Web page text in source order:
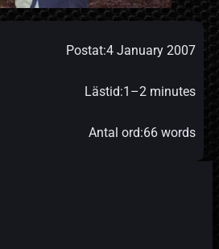
Postat:4 January 2007
Lästid:1–2 minutes
Antal ord:66 words